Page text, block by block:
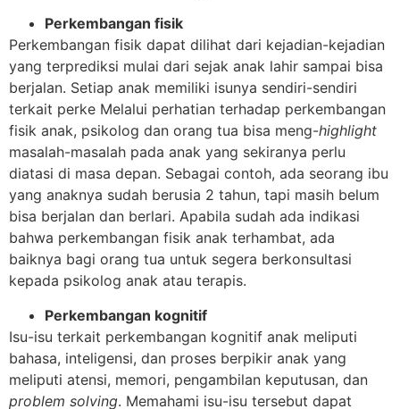
Perkembangan fisik
Perkembangan fisik dapat dilihat dari kejadian-kejadian
yang terprediksi mulai dari sejak anak lahir sampai bisa
berjalan. Setiap anak memiliki isunya sendiri-sendiri
terkait perke Melalui perhatian terhadap perkembangan
fisik anak, psikolog dan orang tua bisa meng-highlight
masalah-masalah pada anak yang sekiranya perlu
diatasi di masa depan. Sebagai contoh, ada seorang ibu
yang anaknya sudah berusia 2 tahun, tapi masih belum
bisa berjalan dan berlari. Apabila sudah ada indikasi
bahwa perkembangan fisik anak terhambat, ada
baiknya bagi orang tua untuk segera berkonsultasi
kepada psikolog anak atau terapis.
Perkembangan kognitif
Isu-isu terkait perkembangan kognitif anak meliputi
bahasa, inteligensi, dan proses berpikir anak yang
meliputi atensi, memori, pengambilan keputusan, dan
problem solving. Memahami isu-isu tersebut dapat